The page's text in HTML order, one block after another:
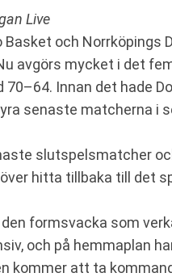
Live
och Norrköpings
avgörs mycket i det
Innan det hade
senaste matcherna i
slutspelsmatcher
hitta tillbaka till det
formsvacka som
och på hemmaplan
kommer att ta